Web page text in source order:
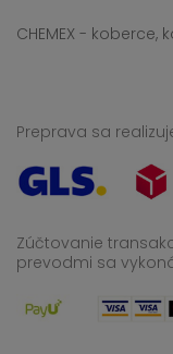
CHEMEX -
Preprava sa
Zúčtovanie
prevodmi sa